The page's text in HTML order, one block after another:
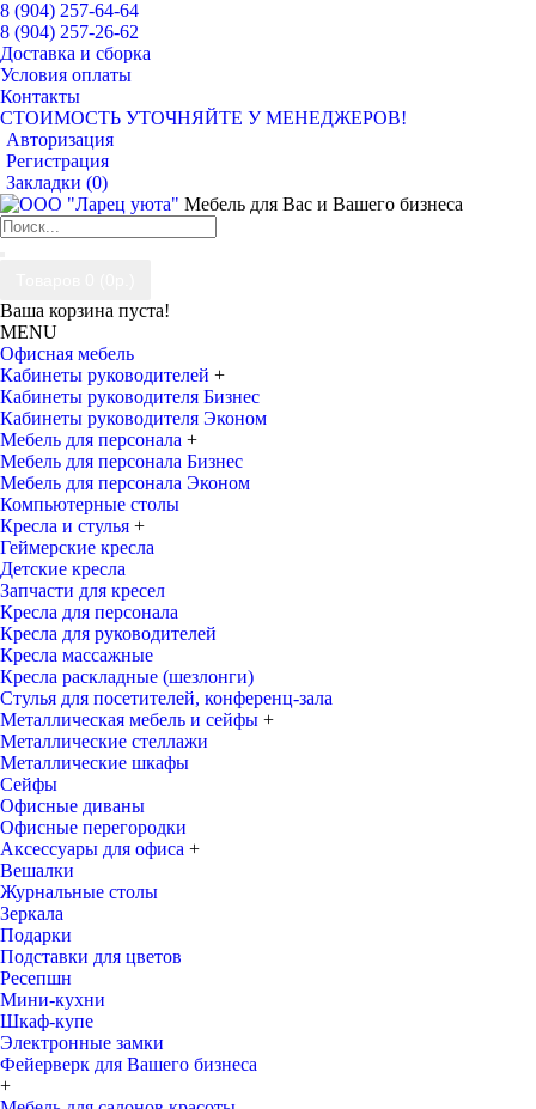
8 (904) 257-64-64
8 (904) 257-26-62
Доставка и сборка
Условия оплаты
Контакты
СТОИМОСТЬ УТОЧНЯЙТЕ У МЕНЕДЖЕРОВ!
Авторизация
Регистрация
Закладки (0)
Мебель для Вас и Вашего бизнеса
Ваша корзина пуста!
MENU
Офисная мебель
Кабинеты руководителей +
Кабинеты руководителя Бизнес
Кабинеты руководителя Эконом
Мебель для персонала +
Мебель для персонала Бизнес
Мебель для персонала Эконом
Компьютерные столы
Кресла и стулья +
Геймерские кресла
Детские кресла
Запчасти для кресел
Кресла для персонала
Кресла для руководителей
Кресла массажные
Кресла раскладные (шезлонги)
Стулья для посетителей, конференц-зала
Металлическая мебель и сейфы +
Металлические стеллажи
Металлические шкафы
Сейфы
Офисные диваны
Офисные перегородки
Аксессуары для офиса +
Вешалки
Журнальные столы
Зеркала
Подарки
Подставки для цветов
Ресепшн
Мини-кухни
Шкаф-купе
Электронные замки
Фейерверк для Вашего бизнеса
+